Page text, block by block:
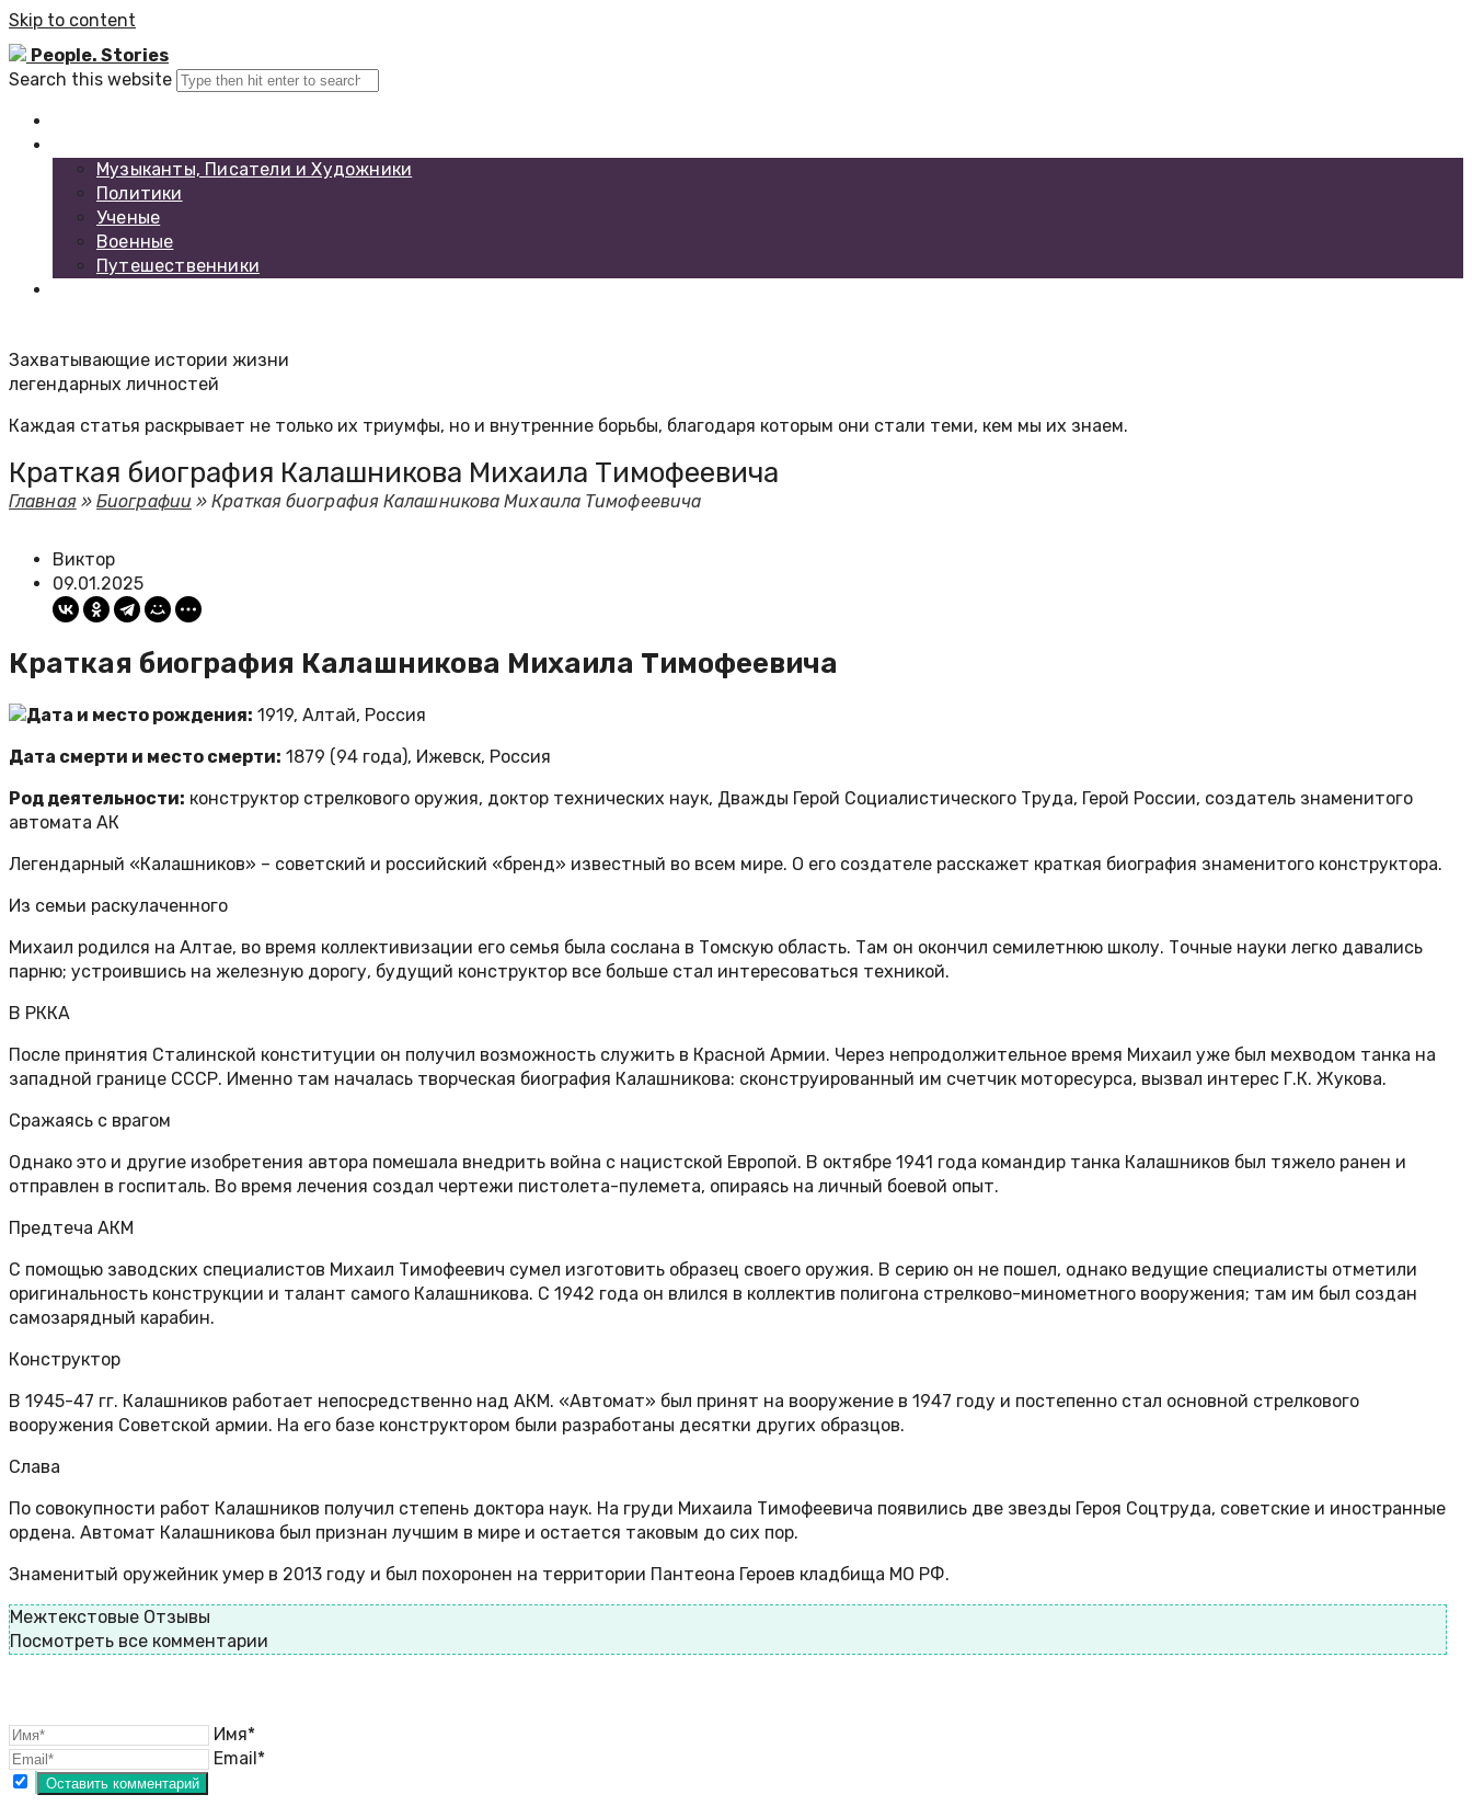
Skip to content
People. Stories
Search this website
Музыканты, Писатели и Художники
Политики
Ученые
Военные
Путешественники
Захватывающие истории жизни
легендарных личностей
Каждая статья раскрывает не только их триумфы, но и внутренние борьбы, благодаря которым они стали теми, кем мы их знаем.
Краткая биография Калашникова Михаила Тимофеевича
Главная»Биографии »Краткая биография Калашникова Михаила Тимофеевича
Виктор
09.01.2025
Краткая биография Калашникова Михаила Тимофеевича
Дата и место рождения: 1919, Алтай, Россия
Дата смерти и место смерти: 1879 (94 года), Ижевск, Россия
Род деятельности: конструктор стрелкового оружия, доктор технических наук, Дважды Герой Социалистического Труда, Герой России, создатель знаменитого
автомата АК
Легендарный «Калашников» – советский и российский «бренд» известный во всем мире. О его создателе расскажет краткая биография знаменитого конструктора.
Из семьи раскулаченного
Михаил родился на Алтае, во время коллективизации его семья была сослана в Томскую область. Там он окончил семилетнюю школу. Точные науки легко давались
парню; устроившись на железную дорогу, будущий конструктор все больше стал интересоваться техникой.
В РККА
После принятия Сталинской конституции он получил возможность служить в Красной Армии. Через непродолжительное время Михаил уже был мехводом танка на
западной границе СССР. Именно там началась творческая биография Калашникова: сконструированный им счетчик моторесурса, вызвал интерес Г.К. Жукова.
Сражаясь с врагом
Однако это и другие изобретения автора помешала внедрить война с нацистской Европой. В октябре 1941 года командир танка Калашников был тяжело ранен и
отправлен в госпиталь. Во время лечения создал чертежи пистолета-пулемета, опираясь на личный боевой опыт.
Предтеча АКМ
С помощью заводских специалистов Михаил Тимофеевич сумел изготовить образец своего оружия. В серию он не пошел, однако ведущие специалисты отметили
оригинальность конструкции и талант самого Калашникова. С 1942 года он влился в коллектив полигона стрелково-минометного вооружения; там им был создан
самозарядный карабин.
Конструктор
В 1945-47 гг. Калашников работает непосредственно над АКМ. «Автомат» был принят на вооружение в 1947 году и постепенно стал основной стрелкового
вооружения Советской армии. На его базе конструктором были разработаны десятки других образцов.
Слава
По совокупности работ Калашников получил степень доктора наук. На груди Михаила Тимофеевича появились две звезды Героя Соцтруда, советские и иностранные
ордена. Автомат Калашникова был признан лучшим в мире и остается таковым до сих пор.
Знаменитый оружейник умер в 2013 году и был похоронен на территории Пантеона Героев кладбища МО РФ.
Межтекстовые Отзывы
Посмотреть все комментарии
Имя*
Email*